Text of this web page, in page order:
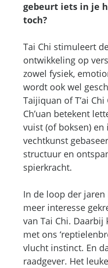
gebeurt iets in je
toch?
Tai Chi stimuleert
ontwikkeling op
zowel fysiek,
wordt ook wel
Taijiquan of T’ai Chi
Ch’uan betekent
vuist (of boksen)
vechtkunst
structuur en
spierkracht.
In de loop der
meer interesse
van Tai Chi.
met ons
vlucht instinct. En
raadgever. Het